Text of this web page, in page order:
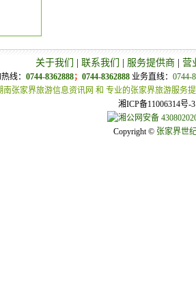
关于我们 联系我们 服务提供商| 营
线： 0744-8362888； 0744-8362888业务直线： 0744-
南张家界旅游信息资讯网 和 专业的张家界旅游服务
湘ICP备11006314号-
湘公网安备
Copyright © 张家界世